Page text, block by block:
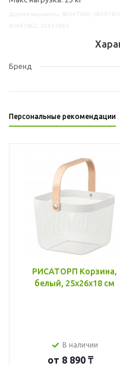
Бренд
Персональные рекомендации
РИСАТОРП Корзина,
белый, 25x26x18 см
В наличии
от 8 890 ₸